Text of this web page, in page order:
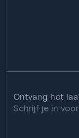
Ontvang het
Schrijf je in